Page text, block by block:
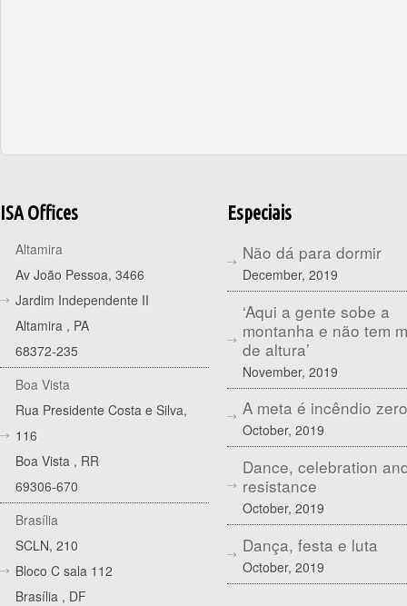
ISA Offices
Altamira
Av João Pessoa, 3466
Jardim Independente II
Altamira , PA
68372-235
Boa Vista
Rua Presidente Costa e Silva,
116
Boa Vista , RR
69306-670
Brasília
SCLN, 210
Bloco C sala 112
Brasília , DF
Especiais
Não dá para dormir
December, 2019
‘Aqui a gente sobe a
montanha e não tem
de altura’
November, 2019
A meta é incêndio zero
October, 2019
Dance, celebration
resistance
October, 2019
Dança, festa e luta
October, 2019